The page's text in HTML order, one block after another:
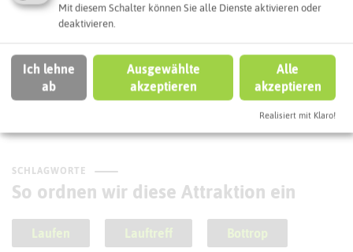
Stolperstein Martha Dortort
SCHLAGWORTE
So ordnen wir diese Attraktion ein
Laufen Lauftreff Bottrop
Mit diesem Schalter können Sie alle Dienste aktivieren oder
deaktivieren.
Ich lehne
ab
Ausgewählte
akzeptieren
Alle
akzeptieren
Realisiert mit Klaro!